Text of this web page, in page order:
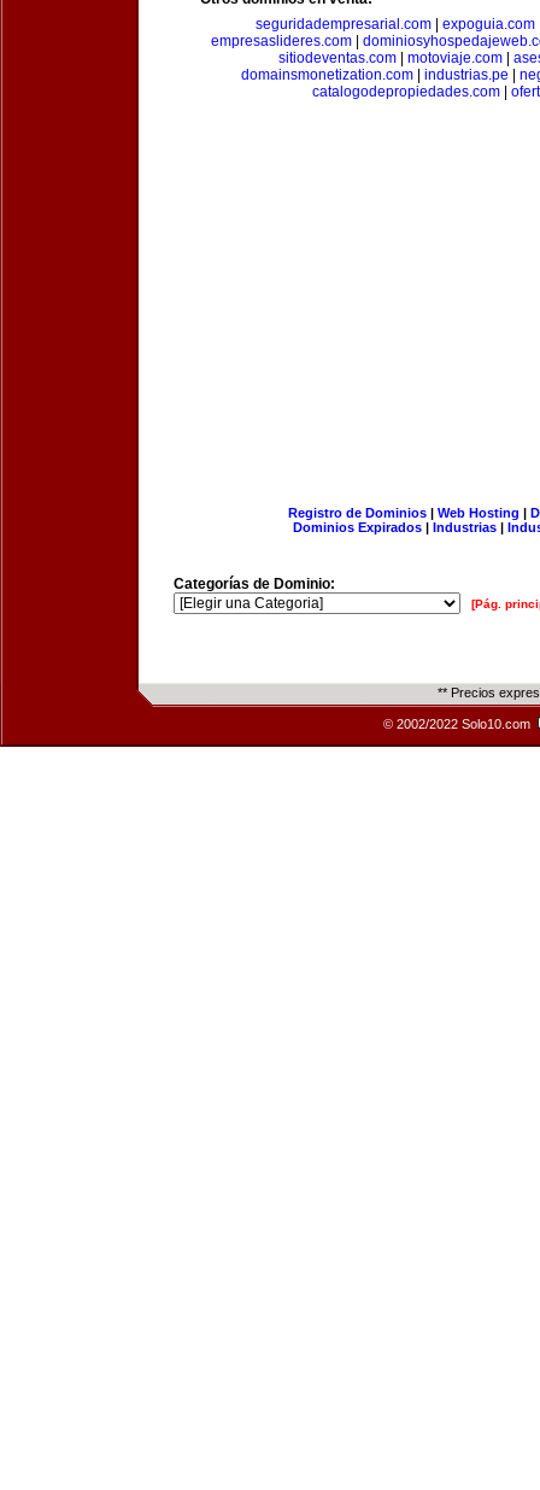
seguridadempresarial.com
expoguia.com
empresaslideres.com|
sitiodeventas.com
motoviaje.com
domainsmonetization.com| industrias.pe
catalogodepropiedades.com
Registro de Dominios| Web Hosting |
Dominios Expirados | Industrias |
Categorías de Dominio:
[Pág.
** Precios
© 2002/2022 Solo10.com